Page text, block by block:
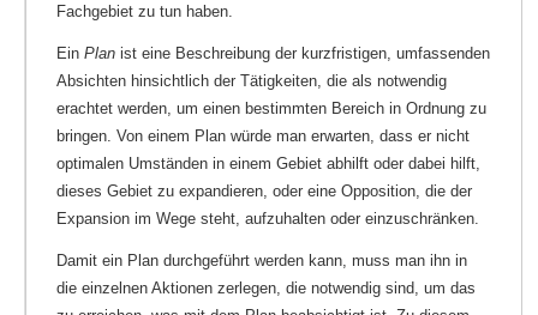
Fachgebiet zu tun haben.
Ein Plan ist eine Beschreibung der kurzfristigen, umfassenden
Absichten hinsichtlich der Tätigkeiten, die als notwendig
erachtet werden, um einen bestimmten Bereich in Ordnung zu
bringen. Von einem Plan würde man erwarten, dass er nicht
optimalen Umständen in einem Gebiet abhilft oder dabei hilft,
dieses Gebiet zu expandieren, oder eine Opposition, die der
Expansion im Wege steht, aufzuhalten oder einzuschränken.
Damit ein Plan durchgeführt werden kann, muss man ihn in
die einzelnen Aktionen zerlegen, die notwendig sind, um das